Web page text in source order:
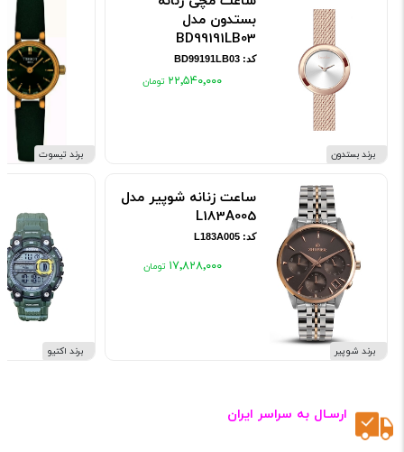
برند بستدون
بستدون مدل
BD99191LB03
کد: BD99191LB03
۲۲٬۵۴۰٬۰۰۰
برند شوپیر
ساعت زنانه شوپیر مدل
L183A005
کد: L183A005
۱۷٬۸۲۸٬۰۰۰
برند تیسوت
برند اکتیو
ارسـال به سراسر ایران